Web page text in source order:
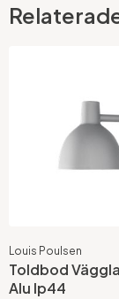
Louis Poulsen
Toldbod
Alu Ip44